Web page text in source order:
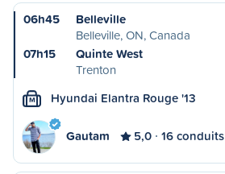
06h45
Belleville
Belleville, ON, Canada
07h15
Quinte West
Trenton
M Hyundai Elantra Rouge '13
Gautam 5,0 16 conduits